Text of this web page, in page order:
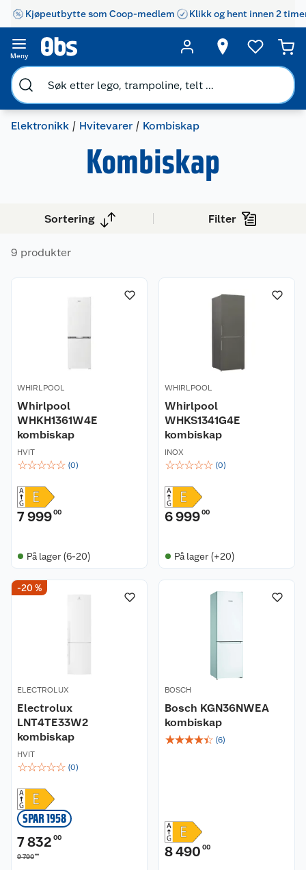
Kjøpeutbytte som Coop-medlem Klikk og hent innen 2
Meny
Elektronikk Hvitevarer Kombiskap
Kombiskap
Sortering Filter
9 produkter
WHIRLPOOL
Whirlpool
WHKH1361W4E
kombiskap
HVIT
☆☆☆☆☆ (0)
7 99900
På lager (6-20)
WHIRLPOOL
Whirlpool
WHKS1341G4E
kombiskap
INOX
☆☆☆☆☆ (0)
6 99900
På lager (+20)
-20 %
ELECTROLUX
Electrolux
LNT4TE33W2
kombiskap
HVIT
☆☆☆☆☆ (0)
SPAR 1958
7 832 00
9 79000
BOSCH
Bosch KGN36NWEA
kombiskap
☆☆☆☆☆ (6)
8 490 00